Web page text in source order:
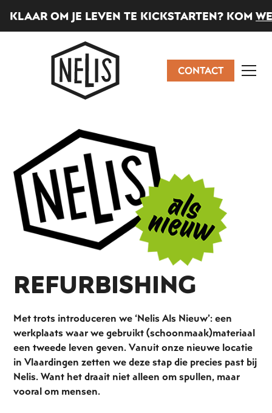
KLAAR OM JE LEVEN TE KICKSTARTEN? KOM
CONTACT
REFURBISHING
Met trots introduceren we ‘Nelis Als Nieuw’: een
werkplaats waar we gebruikt (schoonmaak)materiaal
een tweede leven geven. Vanuit onze nieuwe locatie
in Vlaardingen zetten we deze stap die precies past bij
Nelis. Want het draait niet alleen om spullen, maar
vooral om mensen.